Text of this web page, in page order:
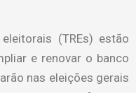
(TREs) estão
e renovar o banco
nas eleições gerais